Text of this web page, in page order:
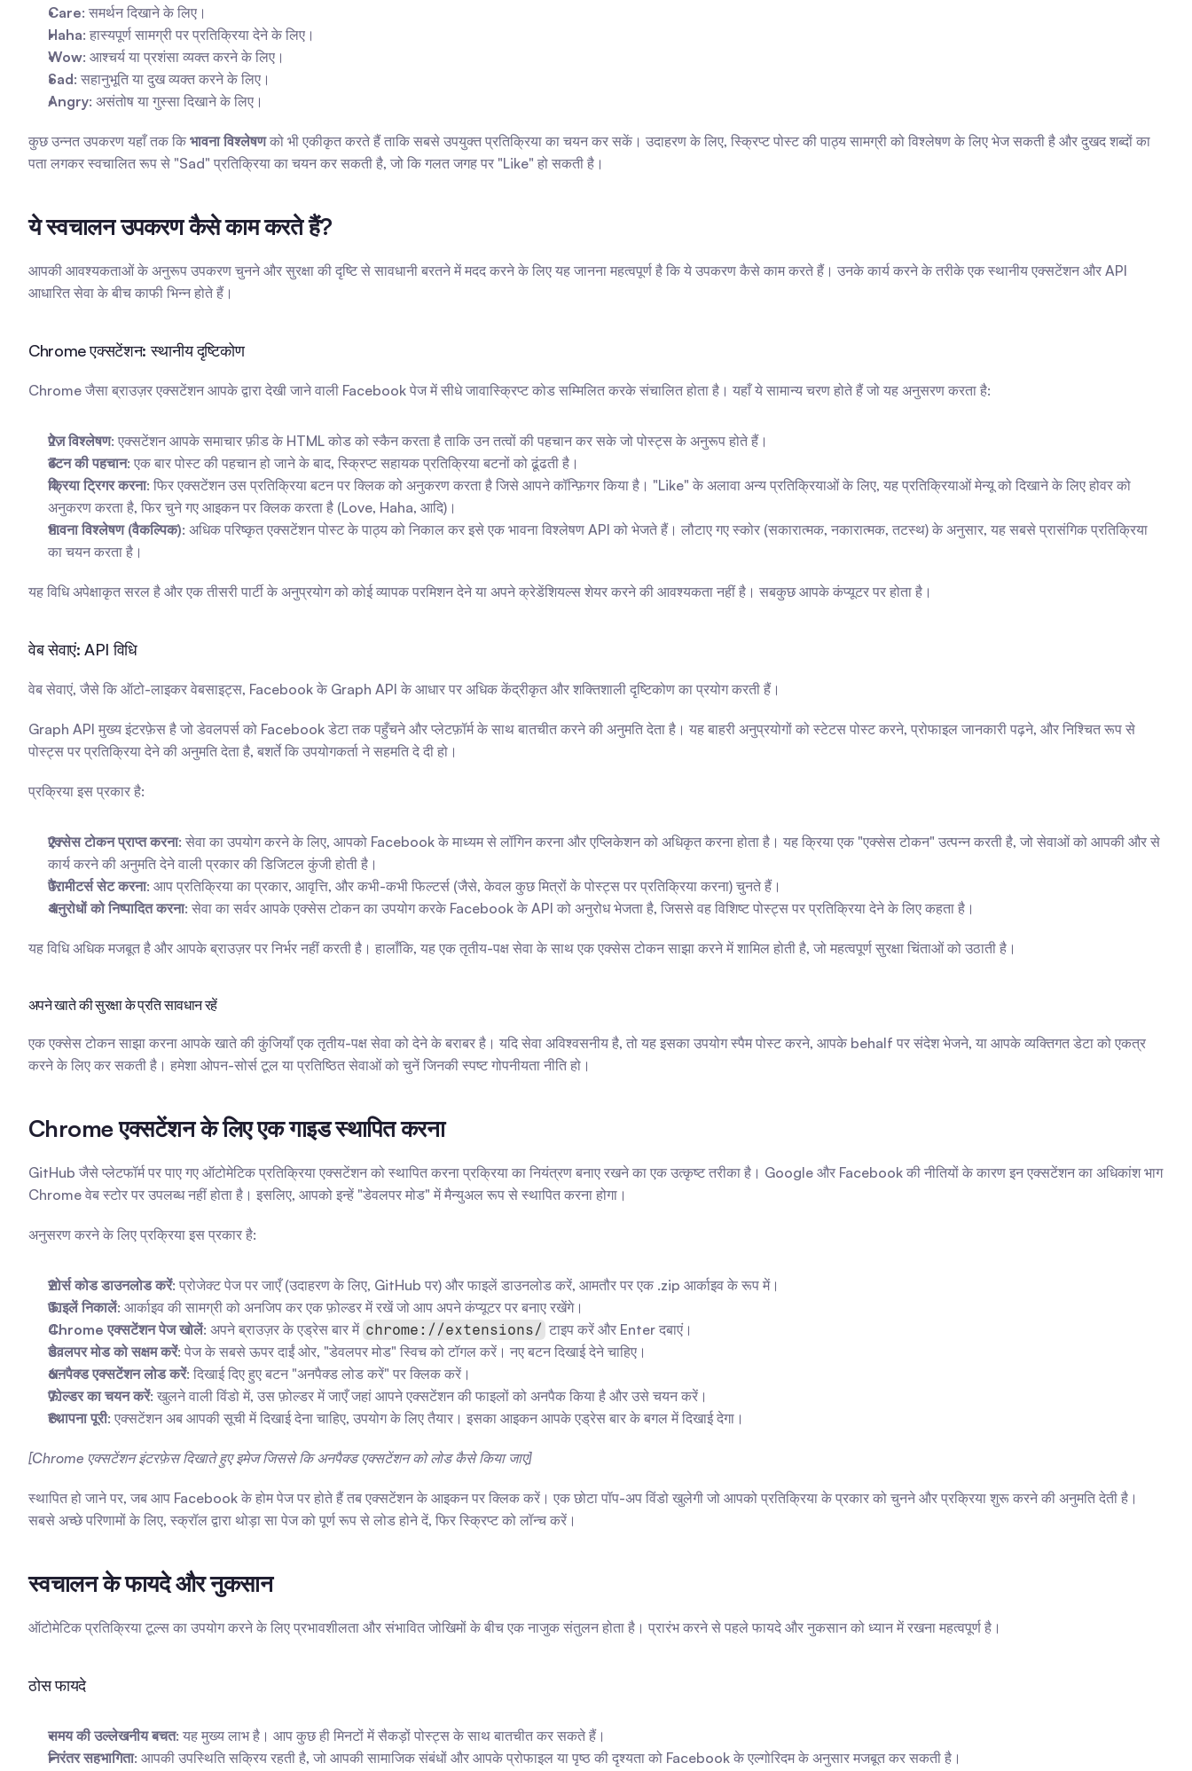
Care: समर्थन दिखाने के लिए।
Haha: हास्यपूर्ण सामग्री पर प्रतिक्रिया देने के लिए।
Wow: आश्चर्य या प्रशंसा व्यक्त करने के लिए।
Sad: सहानुभूति या दुख व्यक्त करने के लिए।
Angry: असंतोष या गुस्सा दिखाने के लिए।
कुछ उन्नत उपकरण यहाँ तक कि भावना विश्लेषण को भी एकीकृत करते हैं ताकि सबसे उपयुक्त प्रतिक्रिया का चयन कर सकें। उदाहरण के लिए, स्क्रिप्ट पोस्ट की पाठ्य सामग्री को विश्लेषण के लिए भेज सकती है और दुखद शब्दों का
पता लगकर स्वचालित रूप से "Sad" प्रतिक्रिया का चयन कर सकती है, जो कि गलत जगह पर "Like" हो सकती है।
ये स्वचालन उपकरण कैसे काम करते हैं?
आपकी आवश्यकताओं के अनुरूप उपकरण चुनने और सुरक्षा की दृष्टि से सावधानी बरतने में मदद करने के लिए यह जानना महत्वपूर्ण है कि ये उपकरण कैसे काम करते हैं। उनके कार्य करने के तरीके एक स्थानीय एक्सटेंशन और API
आधारित सेवा के बीच काफी भिन्न होते हैं।
Chrome एक्सटेंशन: स्थानीय दृष्टिकोण
Chrome जैसा ब्राउज़र एक्सटेंशन आपके द्वारा देखी जाने वाली Facebook पेज में सीधे जावास्क्रिप्ट कोड सम्मिलित करके संचालित होता है। यहाँ ये सामान्य चरण होते हैं जो यह अनुसरण करता है:
पेज विश्लेषण: एक्सटेंशन आपके समाचार फ़ीड के HTML कोड को स्कैन करता है ताकि उन तत्वों की पहचान कर सके जो पोस्ट्स के अनुरूप होते हैं।
बटन की पहचान: एक बार पोस्ट की पहचान हो जाने के बाद, स्क्रिप्ट सहायक प्रतिक्रिया बटनों को ढूंढती है।
क्रिया ट्रिगर करना: फिर एक्सटेंशन उस प्रतिक्रिया बटन पर क्लिक को अनुकरण करता है जिसे आपने कॉन्फ़िगर किया है। "Like" के अलावा अन्य प्रतिक्रियाओं के लिए, यह प्रतिक्रियाओं मेन्यू को दिखाने के लिए होवर को
अनुकरण करता है, फिर चुने गए आइकन पर क्लिक करता है (Love, Haha, आदि)।
भावना विश्लेषण (वैकल्पिक): अधिक परिष्कृत एक्सटेंशन पोस्ट के पाठ्य को निकाल कर इसे एक भावना विश्लेषण API को भेजते हैं। लौटाए गए स्कोर (सकारात्मक, नकारात्मक, तटस्थ) के अनुसार, यह सबसे प्रासंगिक प्रतिक्रिया
का चयन करता है।
यह विधि अपेक्षाकृत सरल है और एक तीसरी पार्टी के अनुप्रयोग को कोई व्यापक परमिशन देने या अपने क्रेडेंशियल्स शेयर करने की आवश्यकता नहीं है। सबकुछ आपके कंप्यूटर पर होता है।
वेब सेवाएं: API विधि
वेब सेवाएं, जैसे कि ऑटो-लाइकर वेबसाइट्स, Facebook के Graph API के आधार पर अधिक केंद्रीकृत और शक्तिशाली दृष्टिकोण का प्रयोग करती हैं।
Graph API मुख्य इंटरफ़ेस है जो डेवलपर्स को Facebook डेटा तक पहुँचने और प्लेटफ़ॉर्म के साथ बातचीत करने की अनुमति देता है। यह बाहरी अनुप्रयोगों को स्टेटस पोस्ट करने, प्रोफाइल जानकारी पढ़ने, और निश्चित रूप से
पोस्ट्स पर प्रतिक्रिया देने की अनुमति देता है, बशर्ते कि उपयोगकर्ता ने सहमति दे दी हो।
प्रक्रिया इस प्रकार है:
एक्सेस टोकन प्राप्त करना: सेवा का उपयोग करने के लिए, आपको Facebook के माध्यम से लॉगिन करना और एप्लिकेशन को अधिकृत करना होता है। यह क्रिया एक "एक्सेस टोकन" उत्पन्न करती है, जो सेवाओं को आपकी और से
कार्य करने की अनुमति देने वाली प्रकार की डिजिटल कुंजी होती है।
पैरामीटर्स सेट करना: आप प्रतिक्रिया का प्रकार, आवृत्ति, और कभी-कभी फिल्टर्स (जैसे, केवल कुछ मित्रों के पोस्ट्स पर प्रतिक्रिया करना) चुनते हैं।
अनुरोधों को निष्पादित करना: सेवा का सर्वर आपके एक्सेस टोकन का उपयोग करके Facebook के API को अनुरोध भेजता है, जिससे वह विशिष्ट पोस्ट्स पर प्रतिक्रिया देने के लिए कहता है।
यह विधि अधिक मजबूत है और आपके ब्राउज़र पर निर्भर नहीं करती है। हालाँकि, यह एक तृतीय-पक्ष सेवा के साथ एक एक्सेस टोकन साझा करने में शामिल होती है, जो महत्वपूर्ण सुरक्षा चिंताओं को उठाती है।
अपने खाते की सुरक्षा के प्रति सावधान रहें
एक एक्सेस टोकन साझा करना आपके खाते की कुंजियाँ एक तृतीय-पक्ष सेवा को देने के बराबर है। यदि सेवा अविश्वसनीय है, तो यह इसका उपयोग स्पैम पोस्ट करने, आपके behalf पर संदेश भेजने, या आपके व्यक्तिगत डेटा को एकत्र
करने के लिए कर सकती है। हमेशा ओपन-सोर्स टूल या प्रतिष्ठित सेवाओं को चुनें जिनकी स्पष्ट गोपनीयता नीति हो।
Chrome एक्सटेंशन के लिए एक गाइड स्थापित करना
GitHub जैसे प्लेटफॉर्म पर पाए गए ऑटोमेटिक प्रतिक्रिया एक्सटेंशन को स्थापित करना प्रक्रिया का नियंत्रण बनाए रखने का एक उत्कृष्ट तरीका है। Google और Facebook की नीतियों के कारण इन एक्सटेंशन का अधिकांश भाग
Chrome वेब स्टोर पर उपलब्ध नहीं होता है। इसलिए, आपको इन्हें "डेवलपर मोड" में मैन्युअल रूप से स्थापित करना होगा।
अनुसरण करने के लिए प्रक्रिया इस प्रकार है:
सोर्स कोड डाउनलोड करें: प्रोजेक्ट पेज पर जाएँ (उदाहरण के लिए, GitHub पर) और फाइलें डाउनलोड करें, आमतौर पर एक .zip आर्काइव के रूप में।
फाइलें निकालें: आर्काइव की सामग्री को अनजिप कर एक फ़ोल्डर में रखें जो आप अपने कंप्यूटर पर बनाए रखेंगे।
Chrome एक्सटेंशन पेज खोलें: अपने ब्राउज़र के एड्रेस बार में chrome://extensions/ टाइप करें और Enter दबाएं।
डेवलपर मोड को सक्षम करें: पेज के सबसे ऊपर दाईं ओर, "डेवलपर मोड" स्विच को टॉगल करें। नए बटन दिखाई देने चाहिए।
अनपैक्ड एक्सटेंशन लोड करें: दिखाई दिए हुए बटन "अनपैक्ड लोड करें" पर क्लिक करें।
फ़ोल्डर का चयन करें: खुलने वाली विंडो में, उस फ़ोल्डर में जाएँ जहां आपने एक्सटेंशन की फाइलों को अनपैक किया है और उसे चयन करें।
स्थापना पूरी: एक्सटेंशन अब आपकी सूची में दिखाई देना चाहिए, उपयोग के लिए तैयार। इसका आइकन आपके एड्रेस बार के बगल में दिखाई देगा।
[Chrome एक्सटेंशन इंटरफ़ेस दिखाते हुए इमेज जिससे कि अनपैक्ड एक्सटेंशन को लोड कैसे किया जाए]
स्थापित हो जाने पर, जब आप Facebook के होम पेज पर होते हैं तब एक्सटेंशन के आइकन पर क्लिक करें। एक छोटा पॉप-अप विंडो खुलेगी जो आपको प्रतिक्रिया के प्रकार को चुनने और प्रक्रिया शुरू करने की अनुमति देती है।
सबसे अच्छे परिणामों के लिए, स्क्रॉल द्वारा थोड़ा सा पेज को पूर्ण रूप से लोड होने दें, फिर स्क्रिप्ट को लॉन्च करें।
स्वचालन के फायदे और नुकसान
ऑटोमेटिक प्रतिक्रिया टूल्स का उपयोग करने के लिए प्रभावशीलता और संभावित जोखिमों के बीच एक नाजुक संतुलन होता है। प्रारंभ करने से पहले फायदे और नुकसान को ध्यान में रखना महत्वपूर्ण है।
ठोस फायदे
समय की उल्लेखनीय बचत: यह मुख्य लाभ है। आप कुछ ही मिनटों में सैकड़ों पोस्ट्स के साथ बातचीत कर सकते हैं।
निरंतर सहभागिता: आपकी उपस्थिति सक्रिय रहती है, जो आपकी सामाजिक संबंधों और आपके प्रोफाइल या पृष्ठ की दृश्यता को Facebook के एल्गोरिदम के अनुसार मजबूत कर सकती है।